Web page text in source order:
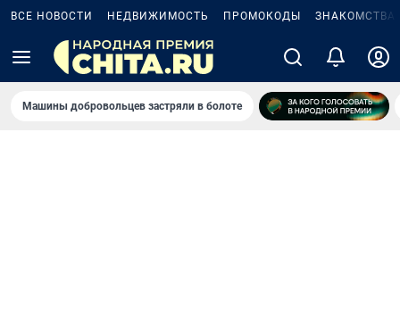
ВСЕ НОВОСТИ НЕДВИЖИМОСТЬ ПРОМОКОДЫ ЗНАКОМСТВА
Машины добровольцев застряли в болоте